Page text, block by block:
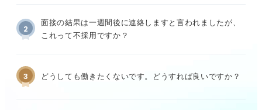
2
面接の結果は一週間後に連絡しますと言われましたが、
これって不採用ですか？
3 どうしても働きたくないです。どうすれば良いですか？